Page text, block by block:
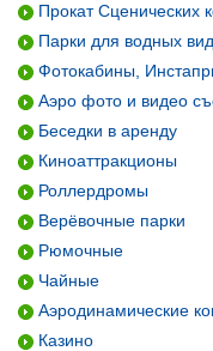
Прокат Сценических
Парки для водных
Фотокабины,
Аэро фото и видео
Беседки в аренду
Киноаттракционы
Роллердромы
Верёвочные парки
Рюмочные
Чайные
Аэродинамические
Казино